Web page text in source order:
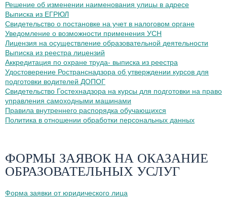
Решение об изменении наименования улицы в адресе
Выписка из ЕГРЮЛ
Свидетельство о постановке на учет в налоговом органе
Уведомление о возможности применения УСН
Лицензия на осуществление образовательной деятельности
Выписка из реестра лицензий
Аккредитация по охране труда- выписка из реестра
Удостоверение Ространснадзора об утверждении курсов для
подготовки водителей ДОПОГ
Свидетельство Гостехнадзора на курсы для подготовки на право
управления самоходными машинами
Правила внутреннего распорядка обучающихся
Политика в отношении обработки персональных данных
ФОРМЫ ЗАЯВОК НА ОКАЗАНИЕ
ОБРАЗОВАТЕЛЬНЫХ УСЛУГ
Форма заявки от юридического лица